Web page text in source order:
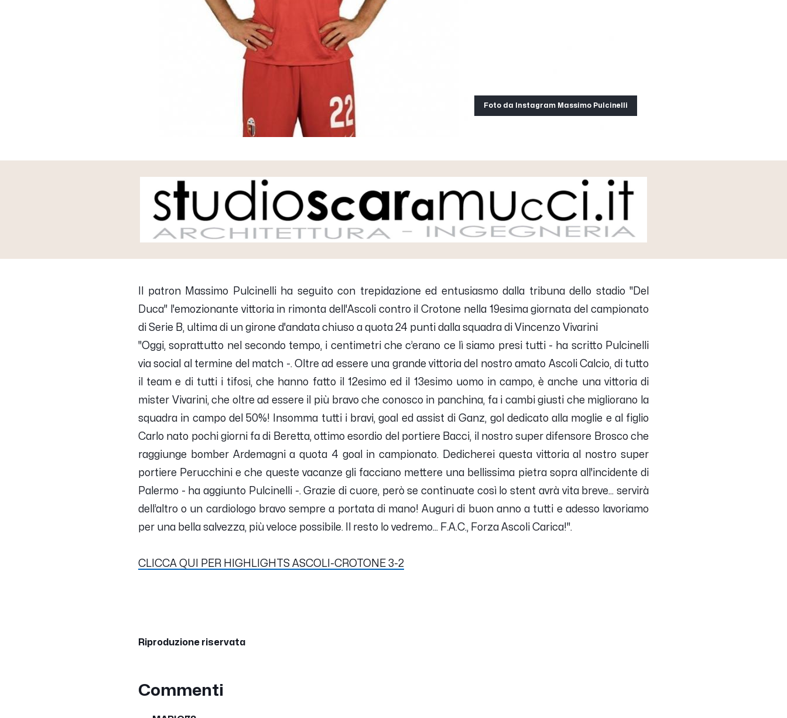
Foto da Instagram Massimo Pulcinelli
Il patron Massimo Pulcinelliha seguito con trepidazione ed entusiasmo dalla tribuna dello stadio "Del
Duca" l'emozionante vittoria in rimonta dell'Ascoli contro il Crotone nella 19esima giornata del campionato
di Serie B, ultima di un girone d'andata chiuso a quota 24 punti dalla squadra di Vincenzo Vivarini
"Oggi, soprattutto nel secondo tempo, i centimetri che c’erano ce lì siamo presi tutti - ha scritto Pulcinelli
via social al termine del match -. Oltre ad essere una grande vittoria del nostro amato Ascoli Calcio, di tutto
il team e di tutti i tifosi, che hanno fatto il 12esimo ed il 13esimo uomo in campo, è anche una vittoria di
mister Vivarini, che oltre ad essere il più bravo che conosco in panchina, fa i cambi giusti che migliorano la
squadra in campo del 50%! Insomma tutti i bravi, goal ed assist di Ganz, gol dedicato alla moglie e al figlio
Carlo nato pochi giorni fa di Beretta, ottimo esordio del portiere Bacci, il nostro super difensore Brosco che
raggiunge bomber Ardemagni a quota 4 goal in campionato. Dedicherei questa vittoria al nostro super
portiere Perucchini e che queste vacanze gli facciano mettere una bellissima pietra sopra all'incidente di
Palermo - ha aggiunto Pulcinelli -.Grazie di cuore, però se continuate così lo stent avrà vita breve... servirà
dell’altro o un cardiologo bravo sempre a portata di mano! Auguri di buon anno a tutti e adesso lavoriamo
per una bella salvezza, più veloce possibile. Il resto lo vedremo... F.A.C., Forza Ascoli Carica!".
CLICCA QUI PER HIGHLIGHTS ASCOLI-CROTONE 3-2
Riproduzione riservata
Commenti